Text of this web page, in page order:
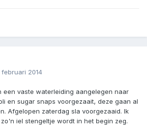
februari 2014
een vaste waterleiding aangelegen naar
en sugar snaps voorgezaait, deze gaan al
Afgelopen zaterdag sla voorgezaaid. Ik
iel stengeltje wordt in het begin zeg.